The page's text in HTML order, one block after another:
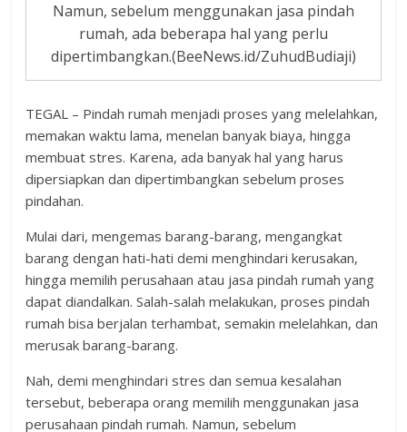
Namun, sebelum menggunakan jasa pindah
rumah, ada beberapa hal yang perlu
dipertimbangkan.(BeeNews.id/ZuhudBudiaji)
TEGAL – Pindah rumah menjadi proses yang melelahkan,
memakan waktu lama, menelan banyak biaya, hingga
membuat stres. Karena, ada banyak hal yang harus
dipersiapkan dan dipertimbangkan sebelum proses
pindahan.
Mulai dari, mengemas barang-barang, mengangkat
barang dengan hati-hati demi menghindari kerusakan,
hingga memilih perusahaan atau jasa pindah rumah yang
dapat diandalkan. Salah-salah melakukan, proses pindah
rumah bisa berjalan terhambat, semakin melelahkan, dan
merusak barang-barang.
Nah, demi menghindari stres dan semua kesalahan
tersebut, beberapa orang memilih menggunakan jasa
perusahaan pindah rumah. Namun, sebelum